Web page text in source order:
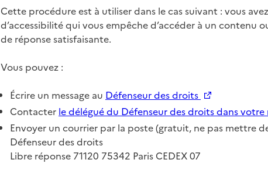
Cette procédure est à utiliser dans le cas suivant : vous
d’accessibilité qui vous empêche d’accéder à un contenu
de réponse satisfaisante.
Vous pouvez :
Écrire un message au Défenseur des droits Nouvelle fenêtre
Contacter le délégué du Défenseur des droits dans votre
Envoyer un courrier par la poste (gratuit, ne pas mettre
Défenseur des droits
Libre réponse 71120 75342 Paris CEDEX 07